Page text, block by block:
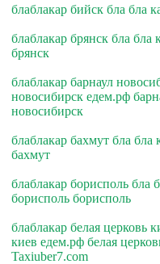
блаблакар бийск бла бла
блаблакар брянск бла бла
брянск
блаблакар барнаул
новосибирск едем.рф
новосибирск
блаблакар бахмут бла
бахмут
блаблакар борисполь бла
борисполь борисполь
блаблакар белая церковь
киев едем.рф белая
Taxiuber7.com